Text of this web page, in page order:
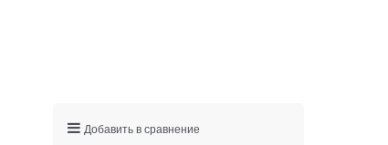
Добавить в сравнение